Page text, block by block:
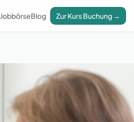
JobbörseBlog Zur Kurs Buchung →